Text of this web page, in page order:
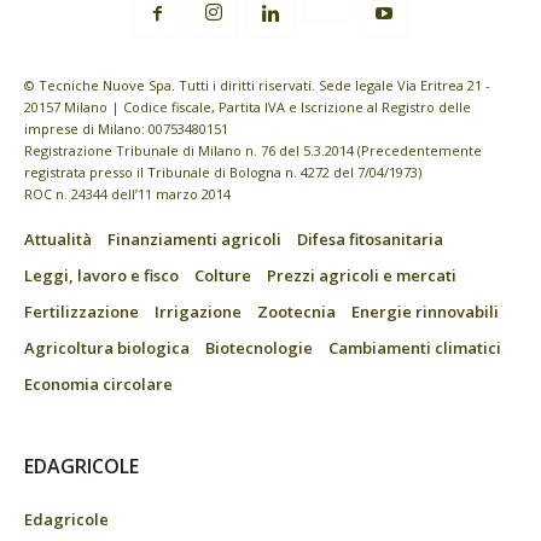
© Tecniche Nuove Spa. Tutti i diritti riservati. Sede legale Via Eritrea 21 -
20157 Milano | Codice fiscale, Partita IVA e Iscrizione al Registro delle
imprese di Milano: 00753480151
Registrazione Tribunale di Milano n. 76 del 5.3.2014 (Precedentemente
registrata presso il Tribunale di Bologna n. 4272 del 7/04/1973)
ROC n. 24344 dell’11 marzo 2014
Attualità Finanziamenti agricoli
Difesa fitosanitaria
Leggi, lavoro e fisco
Colture
Prezzi agricoli e mercati
Fertilizzazione
Irrigazione Zootecnia
Energie rinnovabili
Agricoltura biologica
Biotecnologie
Cambiamenti climatici
Economia circolare
EDAGRICOLE
Edagricole